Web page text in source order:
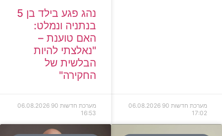
מערכת חדשות 90
06.08.2026
17:02
נהג פגע בילד בן 5
בנתניה ונמלט:
האם טוענת –
"נאלצתי להיות
הבלשית של
החקירה"
מערכת חדשות 90
06.08.2026
16:53